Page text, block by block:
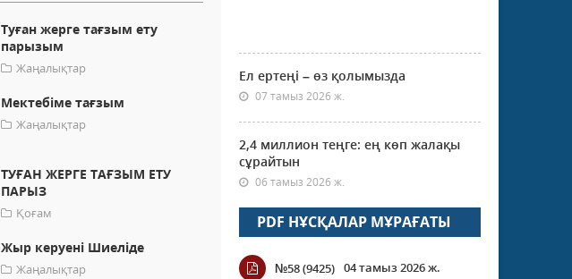
Туған жерге тағзым ету
парызым
Жаңалықтар
Мектебіме тағзым
Жаңалықтар
ТУҒАН ЖЕРГЕ ТАҒЗЫМ ЕТУ
ПАРЫЗ
Қоғам
Жыр керуені Шиеліде
Жаңалықтар
Ел ертеңі – өз қолымызда
07 тамыз 2026 ж.
2,4 миллион теңге: ең көп жалақы
сұрайтын
06 тамыз 2026 ж.
PDF НҰСҚАЛАР МҰРАҒАТЫ
№58 (9425) 04 тамыз 2026 ж.